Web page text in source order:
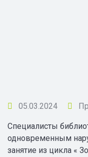
05.03.2024
Специалисты
одновременным
занятие из цикла «